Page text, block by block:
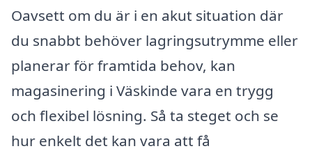
Oavsett om du är i en akut situation där
du snabbt behöver lagringsutrymme eller
planerar för framtida behov, kan
magasinering i Väskinde vara en trygg
och flexibel lösning. Så ta steget och se
hur enkelt det kan vara att få